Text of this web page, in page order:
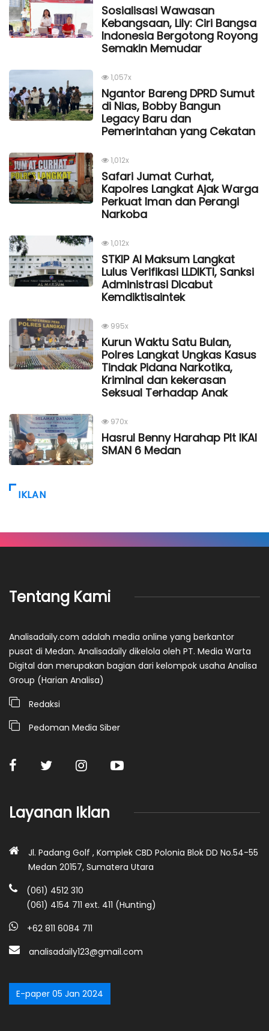
Sosialisasi Wawasan
Kebangsaan, Lily: Ciri Bangsa
Indonesia Bergotong Royong
Semakin Memudar
1,057x
Ngantor Bareng DPRD Sumut
di Nias, Bobby Bangun
Legacy Baru dan
Pemerintahan yang Cekatan
1,012x
Safari Jumat Curhat,
Kapolres Langkat Ajak Warga
Perkuat Iman dan Perangi
Narkoba
1,012x
STKIP Al Maksum Langkat
Lulus Verifikasi LLDIKTI, Sanksi
Administrasi Dicabut
Kemdiktisaintek
995x
Kurun Waktu Satu Bulan,
Polres Langkat Ungkas Kasus
Tindak Pidana Narkotika,
Kriminal dan kekerasan
Seksual Terhadap Anak
970x
Hasrul Benny Harahap Plt IKAl
SMAN 6 Medan
IKLAN
Tentang Kami
Analisadaily.com adalah media online yang berkantor
pusat di Medan. Analisadaily dikelola oleh PT. Media Warta
Digital dan merupakan bagian dari kelompok usaha Analisa
Group (Harian Analisa)
Redaksi
Pedoman Media Siber
Layanan Iklan
Jl. Padang Golf , Komplek CBD Polonia Blok DD No.54-55
Medan 20157, Sumatera Utara
(061) 4512 310
(061) 4154 711 ext. 411 (Hunting)
+62 811 6084 711
analisadaily123@gmail.com
E-paper 05 Jan 2024